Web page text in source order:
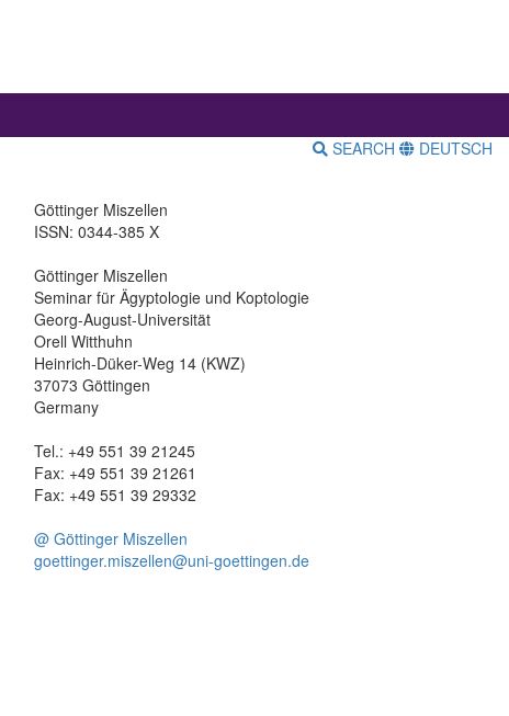
SEARCH DEUTSCH
Göttinger Miszellen
ISSN: 0344-385 X
Göttinger Miszellen
Seminar für Ägyptologie und Koptologie
Georg-August-Universität
Orell Witthuhn
Heinrich-Düker-Weg 14 (KWZ)
37073 Göttingen
Germany
Tel.: +49 551 39 21245
Fax: +49 551 39 21261
Fax: +49 551 39 29332
@ Göttinger Miszellen
goettinger.miszellen@uni-goettingen.de